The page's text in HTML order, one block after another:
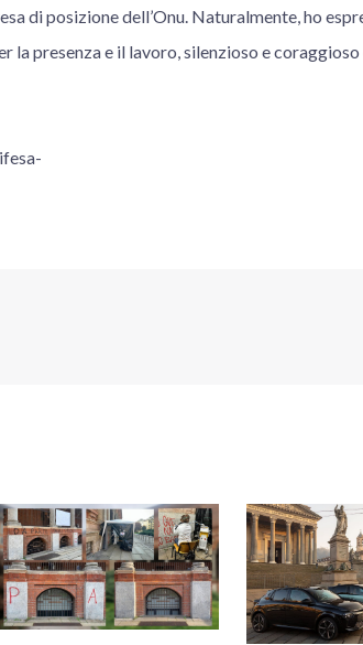
di posizione dell’Onu. Naturalmente, ho
la presenza e il lavoro, silenzioso e